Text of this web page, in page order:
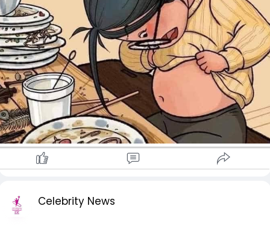
Celebrity News